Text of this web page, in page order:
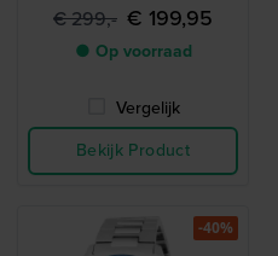
€ 299,- € 199,95
● Op voorraad
Vergelijk
Bekijk Product
-40%